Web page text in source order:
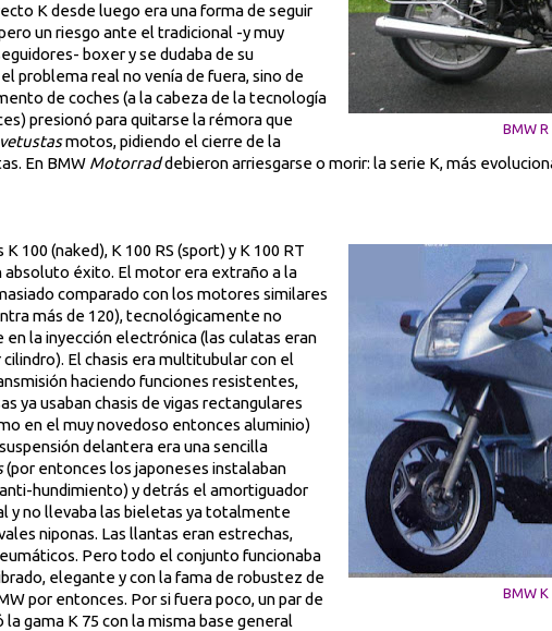
BMW R
K desde luego era una forma de seguir
un riesgo ante el tradicional -y muy
boxer y se dudaba de su
problema real no venía de fuera, sino de
de coches (a la cabeza de la tecnología
presionó para quitarse la rémora que
vetustasmotos, pidiendo el cierre de la
En BMW Motorraddebieron arriesgarse o morir: la serie K, más
BMW K
100 (naked), K 100 RS (sport) y K 100 RT
absoluto éxito. El motor era extraño a la
comparado con los motores similares
más de 120), tecnológicamente no
en la inyección electrónica (las culatas eran
El chasis era multitubular con el
haciendo funciones resistentes,
ya usaban chasis de vigas rectangulares
en el muy novedoso entonces aluminio)
delantera era una sencilla
(por entonces los japoneses instalaban
hundimiento) y detrás el amortiguador
y no llevaba las bieletas ya totalmente
niponas. Las llantas eran estrechas,
Pero todo el conjunto funcionaba
elegante y con la fama de robustez de
por entonces. Por si fuera poco, un par de
gama K 75 con la misma base general